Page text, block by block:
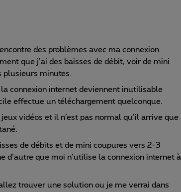
des problèmes avec ma connexion
que j’ai des baisses de débit, voir de mini
plusieurs minutes.
connexion internet deviennent inutilisable
effectue un téléchargement quelconque.
vidéos et il n’est pas normal qu’il arrive que
de débits et de mini coupures vers 2-3
d’autre que moi n’utilise la connexion internet à
trouver une solution ou je me verrai dans